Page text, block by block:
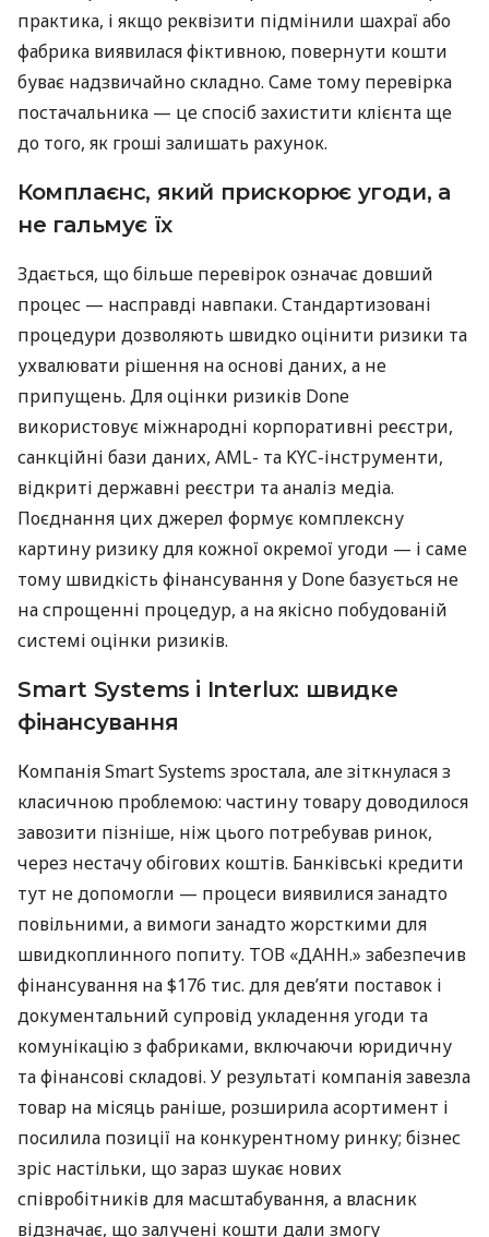
практика, і якщо реквізити підмінили шахраї або
фабрика виявилася фіктивною, повернути кошти
буває надзвичайно складно. Саме тому перевірка
постачальника — це спосіб захистити клієнта ще
до того, як гроші залишать рахунок.
Комплаєнс, який прискорює угоди, а
не гальмує їх
Здається, що більше перевірок означає довший
процес — насправді навпаки. Стандартизовані
процедури дозволяють швидко оцінити ризики та
ухвалювати рішення на основі даних, а не
припущень. Для оцінки ризиків Done
використовує міжнародні корпоративні реєстри,
санкційні бази даних, AML- та KYC-інструменти,
відкриті державні реєстри та аналіз медіа.
Поєднання цих джерел формує комплексну
картину ризику для кожної окремої угоди — і саме
тому швидкість фінансування у Done базується не
на спрощенні процедур, а на якісно побудованій
системі оцінки ризиків.
Smart Systems і Interlux: швидке
фінансування
Компанія Smart Systems зростала, але зіткнулася з
класичною проблемою: частину товару доводилося
завозити пізніше, ніж цього потребував ринок,
через нестачу обігових коштів. Банківські кредити
тут не допомогли — процеси виявилися занадто
повільними, а вимоги занадто жорсткими для
швидкоплинного попиту. ТОВ «ДАНН.» забезпечив
фінансування на $176 тис. для дев’яти поставок і
документальний супровід укладення угоди та
комунікацію з фабриками, включаючи юридичну
та фінансові складові. У результаті компанія завезла
товар на місяць раніше, розширила асортимент і
посилила позиції на конкурентному ринку; бізнес
зріс настільки, що зараз шукає нових
співробітників для масштабування, а власник
відзначає, що залучені кошти дали змогу